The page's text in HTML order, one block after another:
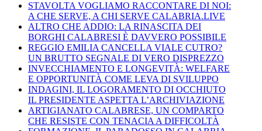
STAVOLTA VOGLIAMO RACCONTARE DI NOI:
A CHE SERVE, A CHI SERVE CALABRIA.LIVE
ALTRO CHE ADDIO: LA RINASCITA DEI
BORGHI CALABRESI È DAVVERO POSSIBILE
REGGIO EMILIA CANCELLA VIALE CUTRO?
UN BRUTTO SEGNALE DI VERO DISPREZZO
INVECCHIAMENTO E LONGEVITÀ: WELFARE
E OPPORTUNITÀ COME LEVA DI SVILUPPO
INDAGINI, IL LOGORAMENTO DI OCCHIUTO
IL PRESIDENTE ASPETTA L’ARCHIVIAZIONE
ARTIGIANATO CALABRESE, UN COMPARTO
CHE RESISTE CON TENACIA A DIFFICOLTÀ